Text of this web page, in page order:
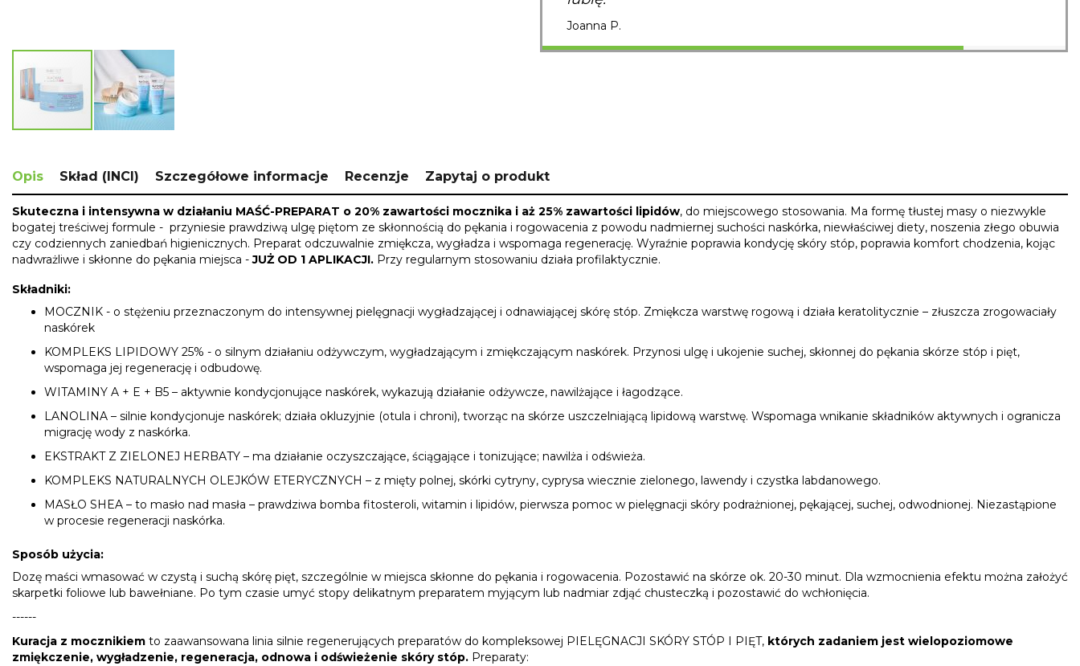
the
beginning
of
the
images
gallery
Joanna P.
Opis Skład (INCI) Szczegółowe informacje Recenzje Zapytaj o produkt
Skuteczna i intensywna w działaniu MAŚĆ-PREPARAT o 20% zawartości mocznika i aż 25% zawartości lipidów, do miejscowego stosowania. Ma formę tłustej masy o niezwykle
bogatej treściwej formule - przyniesie prawdziwą ulgę piętom ze skłonnością do pękania i rogowacenia z powodu nadmiernej suchości naskórka, niewłaściwej diety, noszenia złego obuwia
czy codziennych zaniedbań higienicznych. Preparat odczuwalnie zmiękcza, wygładza i wspomaga regenerację. Wyraźnie poprawia kondycję skóry stóp, poprawia komfort chodzenia, kojąc
nadwrażliwe i skłonne do pękania miejsca -JUŻ OD 1 APLIKACJI. Przy regularnym stosowaniu działa profilaktycznie.
Składniki:
MOCZNIK - o stężeniu przeznaczonym do intensywnej pielęgnacji wygładzającej i odnawiającej skórę stóp. Zmiękcza warstwę rogową i działa keratolitycznie – złuszcza zrogowaciały
naskórek
KOMPLEKS LIPIDOWY 25% - o silnym działaniu odżywczym, wygładzającym i zmiękczającym naskórek. Przynosi ulgę i ukojenie suchej, skłonnej do pękania skórze stóp i pięt,
wspomaga jej regenerację i odbudowę.
WITAMINY A + E + B5 – aktywnie kondycjonujące naskórek, wykazują działanie odżywcze, nawilżające i łagodzące.
LANOLINA – silnie kondycjonuje naskórek; działa okluzyjnie (otula i chroni), tworząc na skórze uszczelniającą lipidową warstwę. Wspomaga wnikanie składników aktywnych i ogranicza
migrację wody z naskórka.
EKSTRAKT Z ZIELONEJ HERBATY – ma działanie oczyszczające, ściągające i tonizujące; nawilża i odświeża.
KOMPLEKS NATURALNYCH OLEJKÓW ETERYCZNYCH – z mięty polnej, skórki cytryny, cyprysa wiecznie zielonego, lawendy i czystka labdanowego.
MASŁO SHEA – to masło nad masła – prawdziwa bomba fitosteroli, witamin i lipidów, pierwsza pomoc w pielęgnacji skóry podrażnionej, pękającej, suchej, odwodnionej. Niezastąpione
w procesie regeneracji naskórka.
Sposób użycia:
Dozę maści wmasować w czystą i suchą skórę pięt, szczególnie w miejsca skłonne do pękania i rogowacenia. Pozostawić na skórze ok. 20-30 minut. Dla wzmocnienia efektu można założyć
skarpetki foliowe lub bawełniane. Po tym czasie umyć stopy delikatnym preparatem myjącym lub nadmiar zdjąć chusteczką i pozostawić do wchłonięcia.
------
Kuracja z mocznikiem to zaawansowana linia silnie regenerujących preparatów do kompleksowej PIELĘGNACJI SKÓRY STÓP I PIĘT, których zadaniem jest wielopoziomowe
zmiękczenie, wygładzenie, regeneracja, odnowa i odświeżenie skóry stóp. Preparaty: